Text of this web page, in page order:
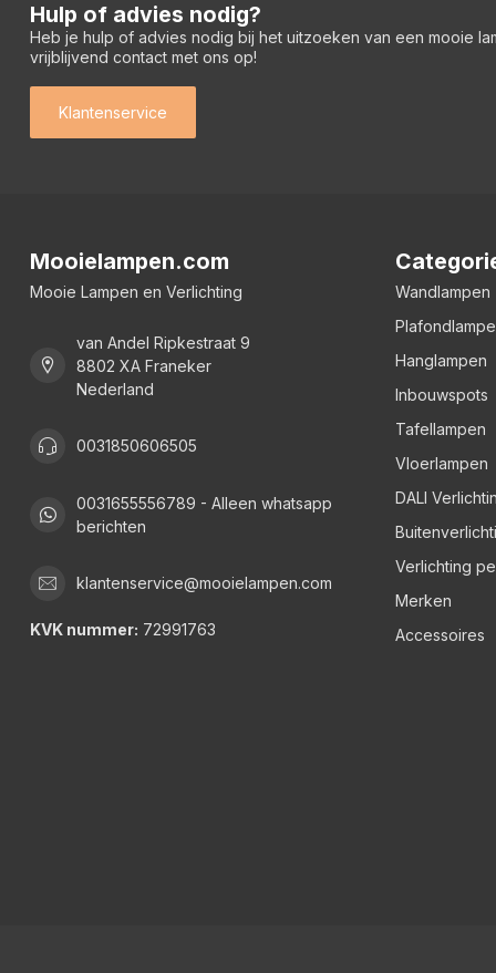
Hulp of advies nodig?
Heb je hulp of advies nodig bij het uitzoeken van een mooie
vrijblijvend contact met ons op!
Klantenservice
Mooielampen.com
Mooie Lampen en Verlichting
van Andel Ripkestraat 9
8802 XA Franeker
Nederland
0031850606505
0031655556789 - Alleen whatsapp
berichten
klantenservice@mooielampen.com
KVK nummer: 72991763
Wandlampen
Hanglampen
Inbouwspots
Tafellampen
Vloerlampen
DALI
Verlichting
Merken
Accessoires